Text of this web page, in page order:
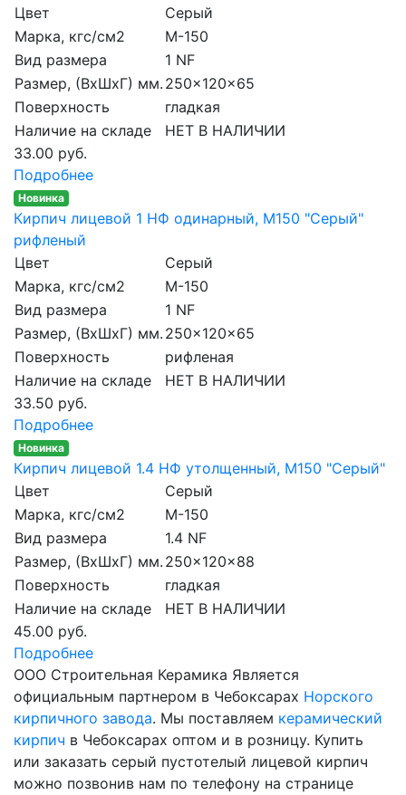
Цвет
Серый
Марка, кгс/см2
M-150
Вид размера
1 NF
Размер, (ВхШхГ) мм. 250x120x65
Поверхность
гладкая
Наличие на складе
НЕТ В НАЛИЧИИ
33.00 руб.
Подробнее
Новинка
Кирпич лицевой 1 НФ одинарный, M150 "Серый"
рифленый
Цвет
Серый
Марка, кгс/см2
M-150
Вид размера
1 NF
Размер, (ВхШхГ) мм. 250x120x65
Поверхность
рифленая
Наличие на складе
НЕТ В НАЛИЧИИ
33.50 руб.
Подробнее
Новинка
Кирпич лицевой 1.4 НФ утолщенный, M150 "Серый"
Цвет
Серый
Марка, кгс/см2
M-150
Вид размера
1.4 NF
Размер, (ВхШхГ) мм. 250x120x88
Поверхность
гладкая
Наличие на складе
НЕТ В НАЛИЧИИ
45.00 руб.
Подробнее
ООО Строительная Керамика Является
официальным партнером в Чебоксарах Норского
кирпичного завода. Мы поставляем керамический
кирпич в Чебоксарах оптом и в розницу. Купить
или заказать серый пустотелый лицевой кирпич
можно позвонив нам по телефону на странице